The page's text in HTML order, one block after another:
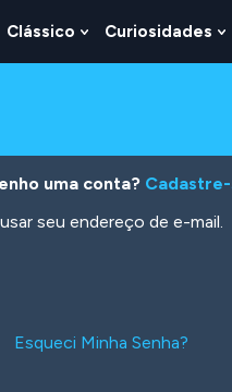
Clássico Show
Submenu
Curiosidades
uma conta?
seu endereço de e-mail.
Esqueci Minha Senha?